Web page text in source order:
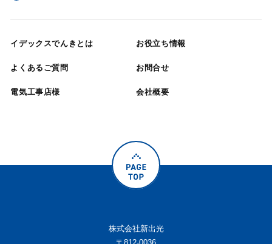
イデックスでんきとは お役立ち情報
よくあるご質問 お問合せ
電気工事店様 会社概要
株式会社新出光